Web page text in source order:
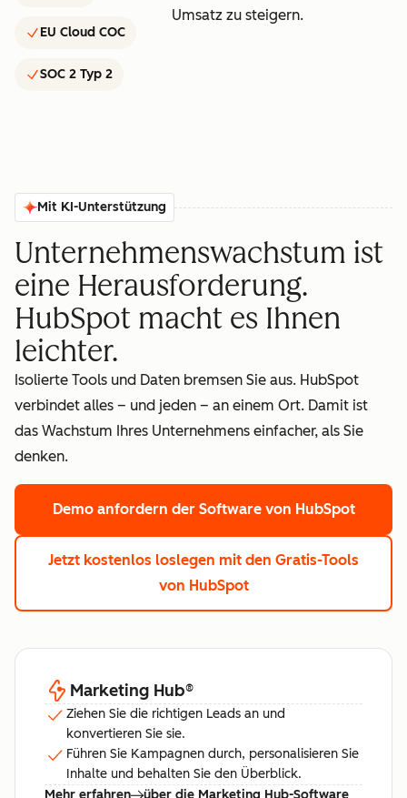
EU Cloud COC
SOC 2 Typ 2
Umsatz zu steigern.
Mit KI-Unterstützung
Unternehmenswachstum ist
eine Herausforderung.
HubSpot macht es Ihnen
leichter.
Isolierte Tools und Daten bremsen Sie aus. HubSpot
verbindet alles – und jeden – an einem Ort. Damit ist
das Wachstum Ihres Unternehmens einfacher, als Sie
denken.
Demo anfordern der Software von HubSpot
Jetzt kostenlos loslegen mit den Gratis-Tools
von HubSpot
Marketing Hub®
Ziehen Sie die richtigen Leads an und
konvertieren Sie sie.
Führen Sie Kampagnen durch, personalisieren Sie
Inhalte und behalten Sie den Überblick.
Mehr erfahren
über die Marketing Hub-Software